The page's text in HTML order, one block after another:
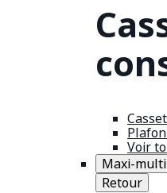
Voir
Maxi-multi
Retour